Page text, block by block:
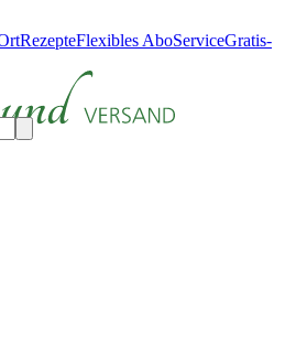
RezepteFlexibles AboServiceGratis-